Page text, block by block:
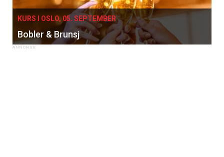
KURS I OSLO, 05. SEPTEMBER
Bobler & Brunsj